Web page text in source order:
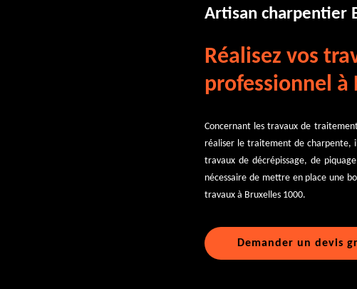
Artisan charpentier
Réalisez vos
professionnel à
Concernant les travaux de
réaliser le traitement de charpente,
travaux de décrépissage, de
nécessaire de mettre en place une
travaux à Bruxelles 1000.
Demander un devis